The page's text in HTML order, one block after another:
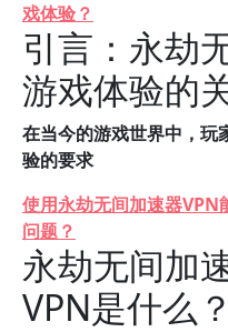
戏体验？
引言：永劫
游戏体验的
在当今的游戏世界中，玩
验的要求
使用永劫无间加速器VPN
问题？
永劫无间加
VPN是什么？